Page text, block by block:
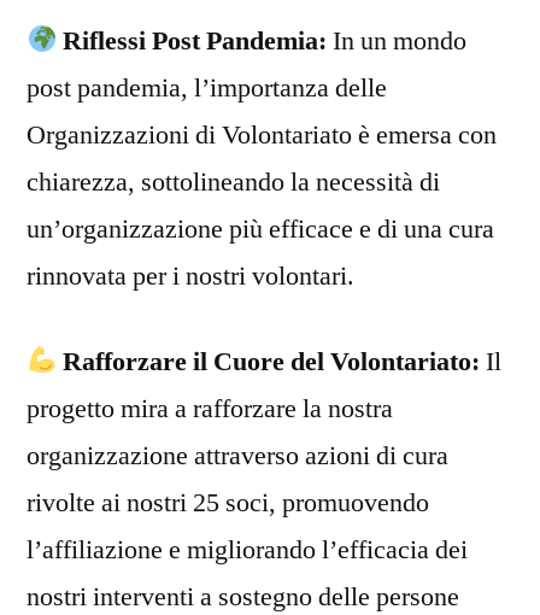
Riflessi Post Pandemia: In un mondo
post pandemia, l’importanza delle
Organizzazioni di Volontariato è emersa con
chiarezza, sottolineando la necessità di
un’organizzazione più efficace e di una cura
rinnovata per i nostri volontari.
Rafforzare il Cuore del Volontariato: Il
progetto mira a rafforzare la nostra
organizzazione attraverso azioni di cura
rivolte ai nostri 25 soci, promuovendo
l’affiliazione e migliorando l’efficacia dei
nostri interventi a sostegno delle persone